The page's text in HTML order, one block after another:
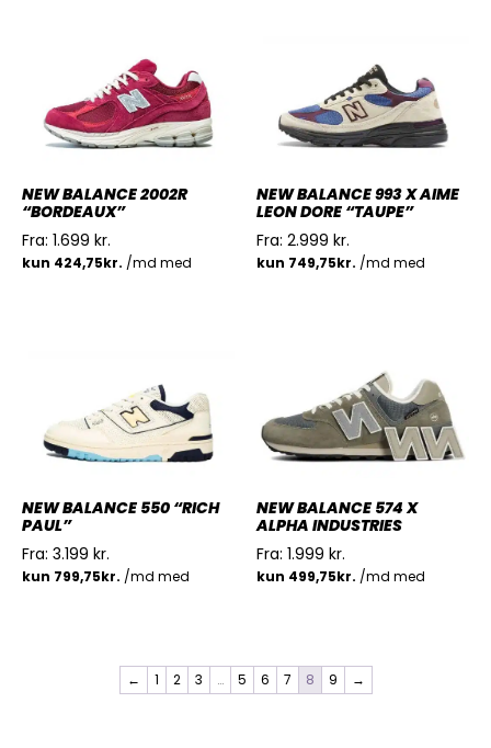
NEW BALANCE 2002R
“BORDEAUX”
Fra: 1.699 kr.
NEW BALANCE 993 X AIME
LEON DORE “TAUPE”
Fra: 2.999 kr.
NEW BALANCE 550 “RICH
PAUL”
Fra: 3.199 kr.
NEW BALANCE 574 X
ALPHA INDUSTRIES
Fra: 1.999 kr.
← 1 2 3 … 5 6 7 8 9 →